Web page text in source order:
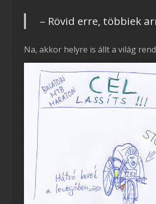
– Rövid erre, többiek
Na, akkor helyre is állt a világ